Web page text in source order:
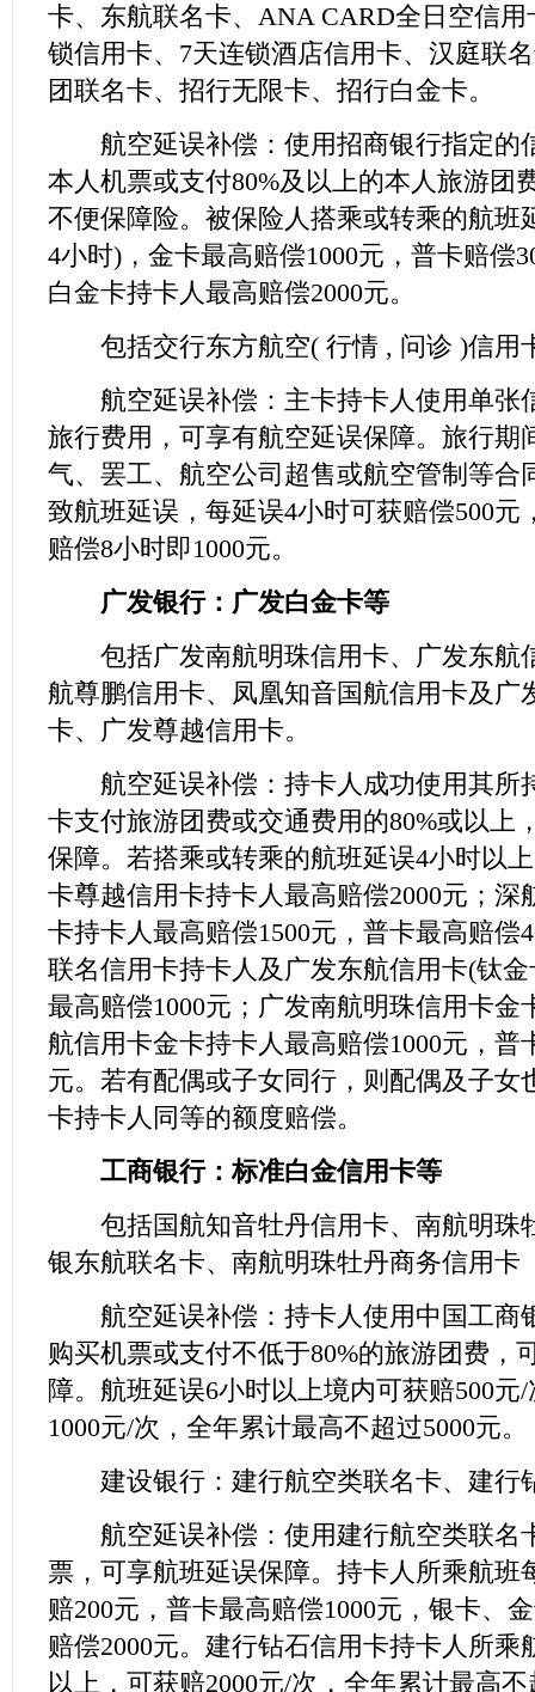
卡、东航联名卡、ANA CARD全日空信
锁信用卡、7天连锁酒店信用卡、汉庭联
团联名卡、招行无限卡、招行白金卡。
航空延误补偿：使用招商银行指定的
本人机票或支付80%及以上的本人旅游团
不便保障险。被保险人搭乘或转乘的航班
4小时)，金卡最高赔偿1000元，普卡赔偿
白金卡持卡人最高赔偿2000元。
包括交行东方航空( 行情 , 问诊 )信用
航空延误补偿：主卡持卡人使用单张
旅行费用，可享有航空延误保障。旅行期
气、罢工、航空公司超售或航空管制等合
致航班延误，每延误4小时可获赔偿500元
赔偿8小时即1000元。
广发银行：广发白金卡等
包括广发南航明珠信用卡、广发东航
航尊鹏信用卡、凤凰知音国航信用卡及广
卡、广发尊越信用卡。
航空延误补偿：持卡人成功使用其所
卡支付旅游团费或交通费用的80%或以上
保障。若搭乘或转乘的航班延误4小时以
卡尊越信用卡持卡人最高赔偿2000元；深
卡持卡人最高赔偿1500元，普卡最高赔偿
联名信用卡持卡人及广发东航信用卡(钛
最高赔偿1000元；广发南航明珠信用卡金
航信用卡金卡持卡人最高赔偿1000元，普
元。若有配偶或子女同行，则配偶及子女
卡持卡人同等的额度赔偿。
工商银行：标准白金信用卡等
包括国航知音牡丹信用卡、南航明珠
银东航联名卡、南航明珠牡丹商务信用卡
航空延误补偿：持卡人使用中国工商
购买机票或支付不低于80%的旅游团费，
障。航班延误6小时以上境内可获赔500元
1000元/次，全年累计最高不超过5000元。
建设银行：建行航空类联名卡、建行
航空延误补偿：使用建行航空类联名
票，可享航班延误保障。持卡人所乘航班
赔200元，普卡最高赔偿1000元，银卡、
赔偿2000元。建行钻石信用卡持卡人所乘
以上，可获赔2000元/次，全年累计最高不